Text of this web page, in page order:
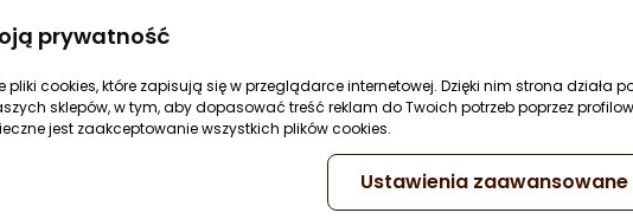
prywatność
pliki cookies, które zapisują się w przeglądarce internetowej. Dzięki nim strona działa
sklepów, w tym, aby dopasować treść reklam do Twoich potrzeb poprzez
jest zaakceptowanie wszystkich plików cookies.
Ustawienia zaawansowane